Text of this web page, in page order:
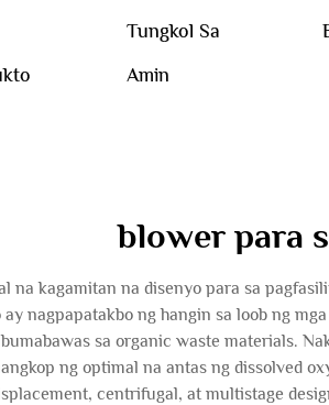
Tungkol Sa
Amin
blower para
na kagamitan na disenyo para sa
nagpapatakbo ng hangin sa loob ng
sa organic waste materials.
ng optimal na antas ng dissolved
centrifugal, at multistage